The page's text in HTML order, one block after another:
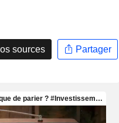
sources Partager